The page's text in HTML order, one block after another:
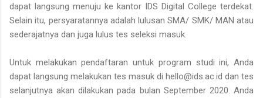
dapat langsung menuju ke kantor IDS Digital College terdekat.
Selain itu, persyaratannya adalah lulusan SMA/ SMK/ MAN atau
sederajatnya dan juga lulus tes seleksi masuk.
Untuk melakukan pendaftaran untuk program studi ini, Anda
dapat langsung melakukan tes masuk di hello@ids.ac.id dan tes
selanjutnya akan dilakukan pada bulan September 2020. Anda